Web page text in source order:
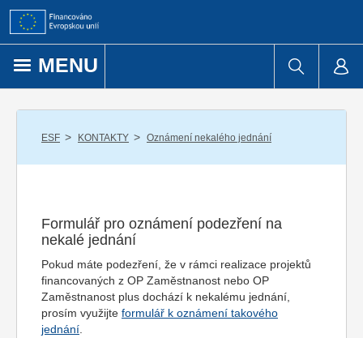
Přejít k obsahu
MENU
ESF / KONTAKTY / Oznámení nekalého jednání
Formulář pro oznámení podezření na
nekalé jednání
Pokud máte podezření, že v rámci realizace projektů
financovaných z OP Zaměstnanost nebo OP
Zaměstnanost plus dochází k nekalému jednání,
prosím využijte formulář k oznámení takového
jednání